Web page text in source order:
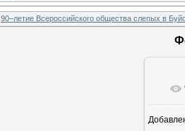
90–летие Всероссийского общества слепых в